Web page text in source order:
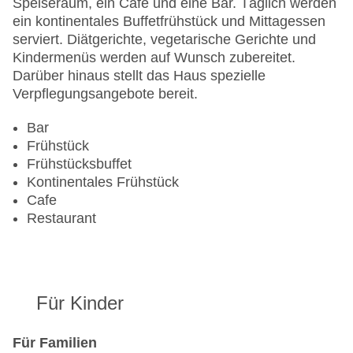
Visa
Landeskategorie: 4 Sterne
Speiseraum, ein Café und eine Bar. Täglich werden
ein kontinentales Buffetfrühstück und Mittagessen
serviert. Diätgerichte, vegetarische Gerichte und
Kindermenüs werden auf Wunsch zubereitet.
Darüber hinaus stellt das Haus spezielle
Verpflegungsangebote bereit.
Bar
Frühstück
Frühstücksbuffet
Kontinentales Frühstück
Cafe
Restaurant
Für Kinder
Für Familien